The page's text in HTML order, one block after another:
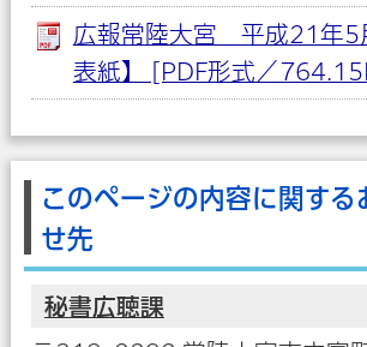
広報常陸大宮 平成21年
表紙】 [PDF形式／
このページの内容に関する
せ先
秘書広聴課